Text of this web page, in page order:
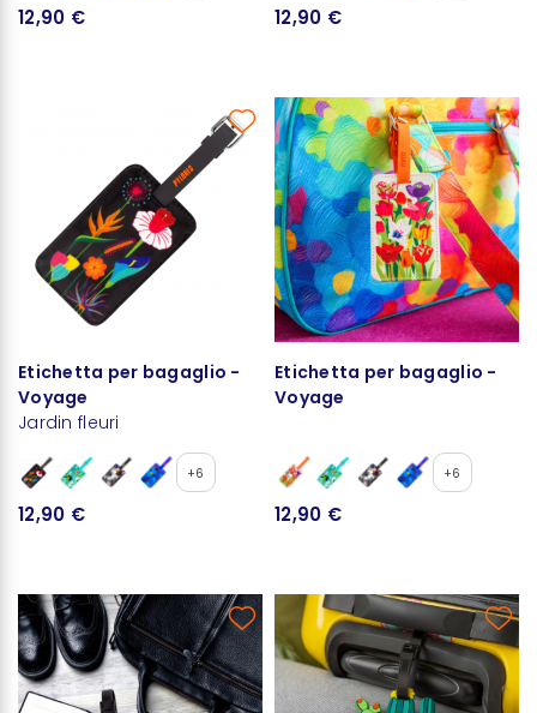
12,90 € 12,90 €
Etichetta per bagaglio -
Voyage
Jardin fleuri
+6
12,90 €
Etichetta per bagaglio -
Voyage
+6
12,90 €